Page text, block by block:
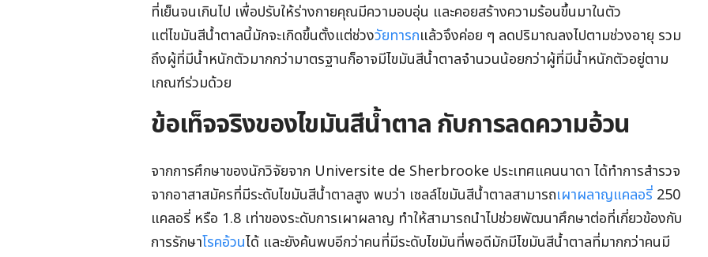
ที่เย็นจนเกินไป เพื่อปรับให้ร่างกายคุณมีความอบอุ่น และคอยสร้างความร้อนขึ้นมาในตัว
แต่ไขมันสีน้ำตาลนี้มักจะเกิดขึ้นตั้งแต่ช่วงวัยทารกแล้วจึงค่อย ๆ ลดปริมาณลงไปตามช่วงอายุ รวม
ถึงผู้ที่มีน้ำหนักตัวมากกว่ามาตรฐานก็อาจมีไขมันสีน้ำตาลจำนวนน้อยกว่าผู้ที่มีน้ำหนักตัวอยู่ตาม
เกณฑ์ร่วมด้วย
ข้อเท็จจริงของไขมันสีน้ำตาล กับการลดความอ้วน
จากการศึกษาของนักวิจัยจาก Universite de Sherbrooke ประเทศแคนนาดา ได้ทำการสำรวจ
จากอาสาสมัครที่มีระดับไขมันสีน้ำตาลสูง พบว่า เซลล์ไขมันสีน้ำตาลสามารถเผาผลาญแคลอรี่ 250
แคลอรี่ หรือ 1.8 เท่าของระดับการเผาผลาญ ทำให้สามารถนำไปช่วยพัฒนาศึกษาต่อที่เกี่ยวข้องกับ
การรักษาโรคอ้วนได้ และยังค้นพบอีกว่าคนที่มีระดับไขมันที่พอดีมักมีไขมันสีน้ำตาลที่มากกว่าคนมี